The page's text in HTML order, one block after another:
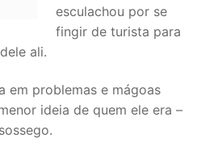
esculachou por se
fingir de turista para
ali.
em problemas e mágoas
ideia de quem ele era –